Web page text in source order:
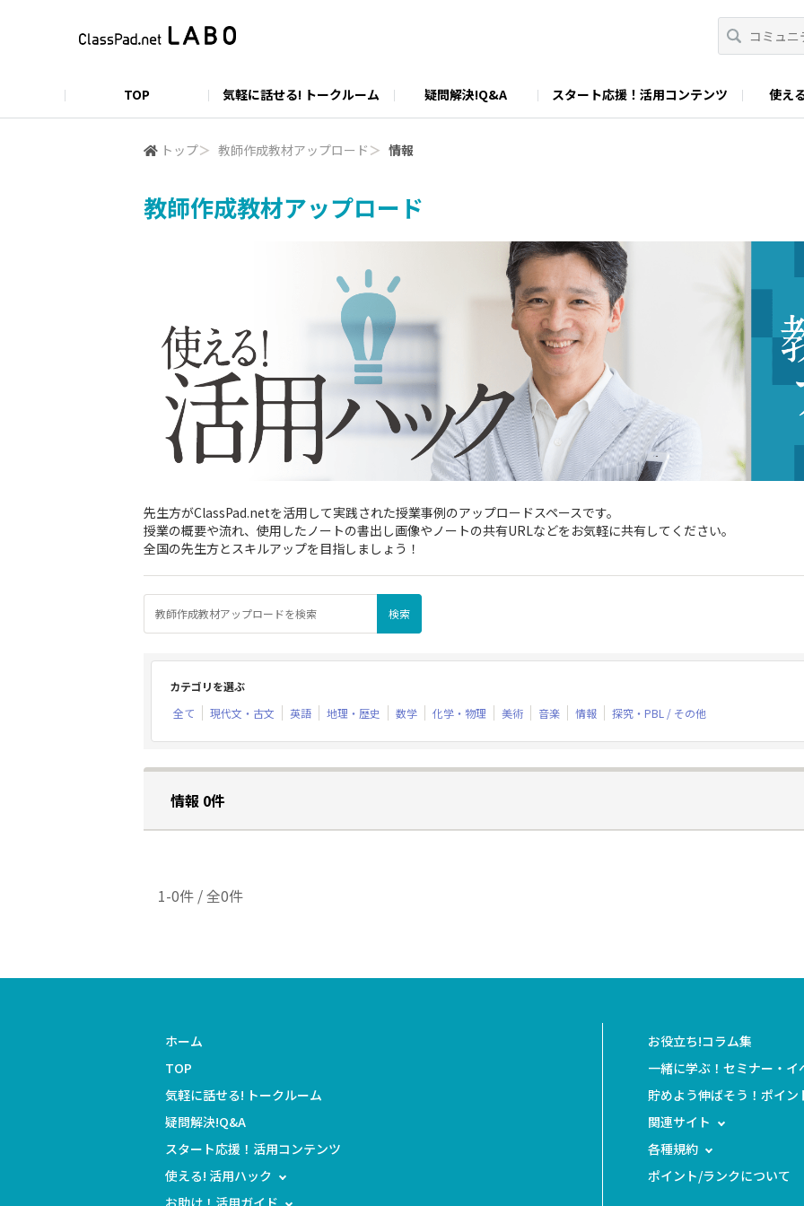
TOP 気軽に話せる! トークルーム 疑問解決!Q&A スタート応援！活用コンテンツ 使え
教科別授業活用例＋デジタルノート素材
マニュアルガイド
ClassPad.net TOPページ
利用規約
トップ＞ 教師作成教材アップロード ＞ 情報
教師作成教材アップロード
先生方がClassPad.netを活用して実践された授業事例のアップロードスペースです。
授業の概要や流れ、使用したノートの書出し画像やノートの共有URLなどをお気軽に共有してください。
全国の先生方とスキルアップを目指しましょう！
カテゴリを選ぶ
全て
現代文・古文 英語 地理・歴史 数学 化学・物理 美術 音楽 情報 探究・PBL / その他
情報 0件
1-0件 / 全0件
ホーム
TOP
気軽に話せる! トークルーム
疑問解決!Q&A
スタート応援！活用コンテンツ
使える! 活用ハック
お助け！活用ガイド
お役立ち!コラム集
一緒に学ぶ！セミナー・イ
貯めよう伸ばそう！ポイン
関連サイト
各種規約
ポイント/ランクについて